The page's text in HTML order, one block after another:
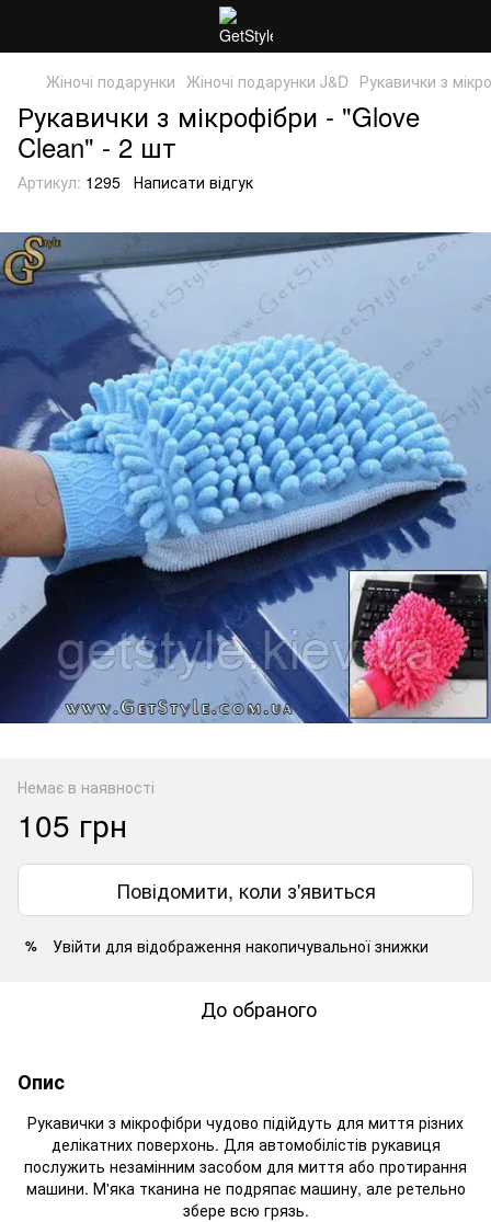
Жіночі подарунки Жіночі подарунки J&D Рукавички з
Рукавички з мікрофібри - "Glove
Clean" - 2 шт
Артикул: 1295 Написати відгук
Немає в наявності
105 грн
Повідомити, коли з'явиться
% Увійти для відображення накопичувальної знижки
До обраного
Опис
Рукавички з мікрофібри чудово підійдуть для миття різних
делікатних поверхонь. Для автомобілістів рукавиця
послужить незамінним засобом для миття або протирання
машини. М'яка тканина не подряпає машину, але ретельно
збере всю грязь.